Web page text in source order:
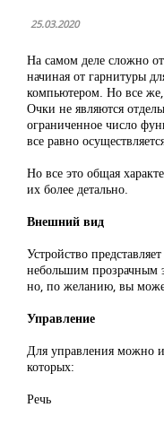
25.03.2020
На самом деле сложно
начиная от гарнитуры
компьютером. Но все
Очки не являются
ограниченное число
все равно
Но все это общая
их более детально.
Внешний вид
Устройство
небольшим прозрачным
но, по желанию, вы
Управление
Для управления можно
которых:
Речь